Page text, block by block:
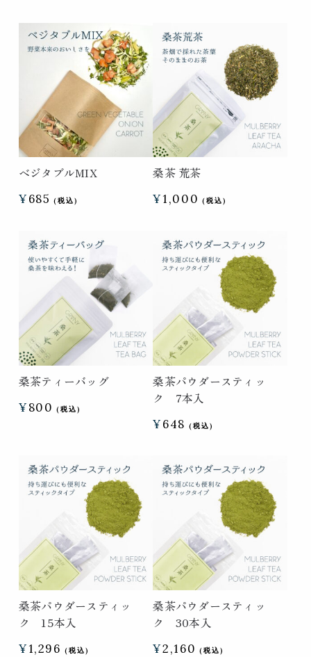
ベジタブルMIX
¥685
桑茶 荒茶
¥1,000
桑茶ティーバッグ
¥800
桑茶パウダースティッ
ク 7本入
¥648
桑茶パウダースティッ
ク 15本入
¥1,296
桑茶パウダースティッ
ク 30本入
¥2,160